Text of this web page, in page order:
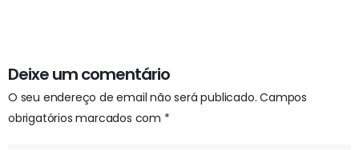
Deixe um comentário
O seu endereço de email não será publicado. Campos
obrigatórios marcados com *